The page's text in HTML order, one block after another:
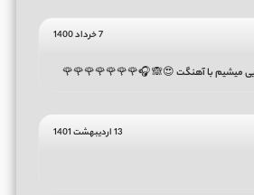
7 خرداد 1400
میشیم با آهنگت 😍🙈 🎧🌹🌹🌹🌹🌹🌹🌹
13 اردیبهشت 1401